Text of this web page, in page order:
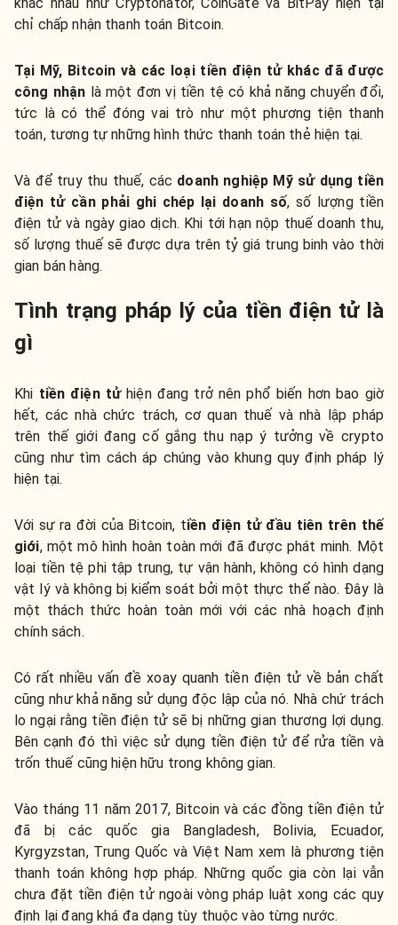
chỉ chấp nhận thanh toán Bitcoin.
Tại Mỹ, Bitcoin và các loại tiền điện tử khác đã được
công nhận là một đơn vị tiền tệ có khả năng chuyển đổi,
tức là có thể đóng vai trò như một phương tiện thanh
toán, tương tự những hình thức thanh toán thẻ hiện tại.
Và để truy thu thuế, các doanh nghiệp Mỹ sử dụng tiền
điện tử cần phải ghi chép lại doanh số, số lượng tiền
điện tử và ngày giao dịch. Khi tới hạn nộp thuế doanh thu,
số lượng thuế sẽ được dựa trên tỷ giá trung binh vào thời
gian bán hàng.
Tình trạng pháp lý của tiền điện tử là
gì
Khi tiền điện tửhiện đang trở nên phổ biến hơn bao giờ
hết, các nhà chức trách, cơ quan thuế và nhà lập pháp
trên thế giới đang cố gắng thu nạp ý tưởng về crypto
cũng như tìm cách áp chúng vào khung quy định pháp lý
hiện tại.
Với sự ra đời của Bitcoin, tiền điện tử đầu tiên trên thế
giới, một mô hình hoàn toàn mới đã được phát minh. Một
loại tiền tệ phi tập trung, tự vận hành, không có hình dạng
vật lý và không bị kiểm soát bởi một thực thể nào. Đây là
một thách thức hoàn toàn mới với các nhà hoạch định
chính sách.
Có rất nhiều vấn đề xoay quanh tiền điện tử về bản chất
cũng như khả năng sử dụng độc lập của nó. Nhà chứ trách
lo ngại rằng tiền điện tử sẽ bị những gian thương lợi dụng.
Bên cạnh đó thì việc sử dụng tiền điện tử để rửa tiền và
trốn thuế cũng hiện hữu trong không gian.
Vào tháng 11 năm 2017, Bitcoin và các đồng tiền điện tử
đã bị các quốc gia Bangladesh, Bolivia, Ecuador,
Kyrgyzstan, Trung Quốc và Việt Nam xem là phương tiện
thanh toán không hợp pháp. Những quốc gia còn lại vẫn
chưa đặt tiền điện tử ngoài vòng pháp luật xong các quy
định lại đang khá đa dạng tùy thuộc vào từng nước.